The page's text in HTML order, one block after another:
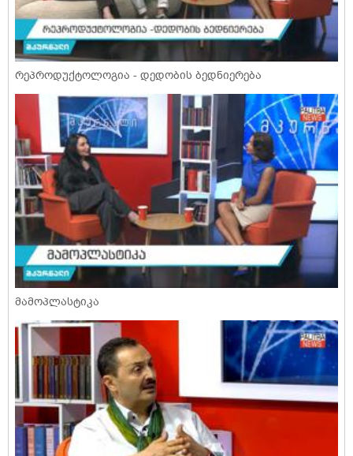
რეპროდუქტოლოგია - დედობის ბედნიერება
მამოპლასტიკა